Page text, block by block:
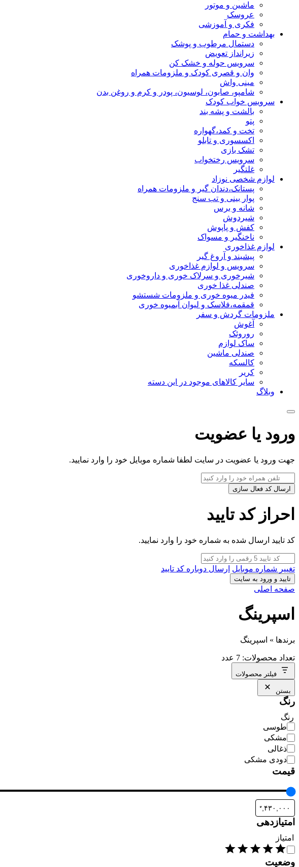
ماشین و موتور
عروسک
فکری و آموزشی
بهداشت و حمام
دستمال مرطوب و پوشک
زیرانداز تعویض
سرویس حوله و خشک کن
وان و قصری کودک و ملزومات همراه
مینی واش
شامپو، صابون، لوسیون، پودر و کرم و روغن بدن
سرویس خواب کودک
بالشت و پشه بند
پتو
تخت و کمد،گهواره
اکسسوری و تابلو
تشک بازی
سرویس رختخواب
غلتگیر
لوازم شخصی نوزاد
پستانک،دندان گیر و ملزومات همراه
پوار بینی و تب سنج
شانه و برس
شیردوش
کفش و پاپوش
ناخنگیر و مسواک
لوازم غذاخوری
پیشبند و آروغ گیر
سرویس و لوازم غذاخوری
شیرخوری و سرلاک خوری و داروخوری
صندلی غذا خوری
فیدر میوه خوری و ملزومات شستشو
قمقمه،فلاسک و لیوان آبمیوه خوری
ملزومات گردش و سفر
آغوش
روروئک
ساک لوازم
صندلی ماشین
کالسکه
کریر
سایر کالاهای موجود در این دسته
وبلاگ
ورود یا عضویت
جهت ورود یا عضویت در سایت لطفا شماره موبایل خود را وارد نمایید.
ارسال کد فعال سازی
احراز کد تایید
کد تایید ارسال شده به شماره خود را وارد نمایید.
تغییر شماره موبایل ارسال دوباره کد تایید
تایید و ورود به سایت
صفحه اصلی
اسپرینگ
برندها » اسپرینگ
تعداد محصولات: 7 عدد
فیلتر محصولات
بستن
رنگ
رنگ
طوسی
مشکی
ذغالی
دودی مشکی
قیمت
امتیازدهی
امتیاز
وضعیت